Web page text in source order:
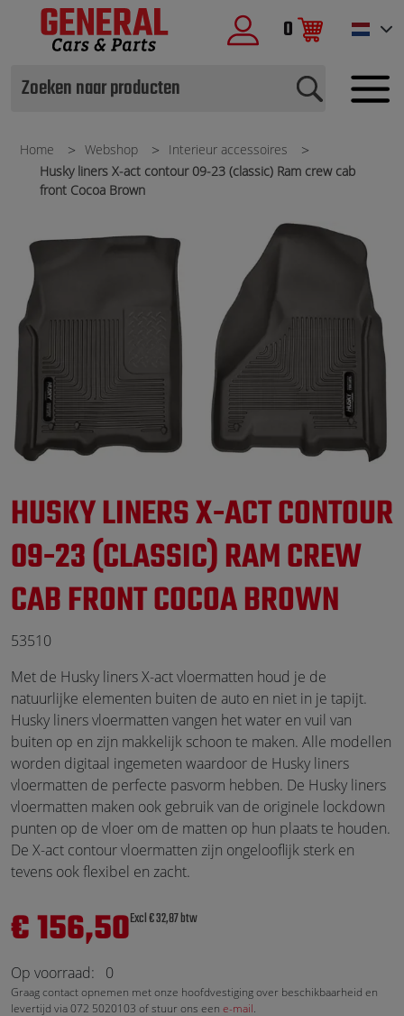
0
Home Webshop
Interieur accessoires
Husky liners X-act contour 09-23 (classic) Ram crew cab
front Cocoa Brown
HUSKY LINERS X-ACT CONTOUR
09-23 (CLASSIC) RAM CREW
CAB FRONT COCOA BROWN
53510
Met de Husky liners X-act vloermatten houd je de
natuurlijke elementen buiten de auto en niet in je tapijt.
Husky liners vloermatten vangen het water en vuil van
buiten op en zijn makkelijk schoon te maken. Alle modellen
worden digitaal ingemeten waardoor de Husky liners
vloermatten de perfecte pasvorm hebben. De Husky liners
vloermatten maken ook gebruik van de originele lockdown
punten op de vloer om de matten op hun plaats te houden.
De X-act contour vloermatten zijn ongelooflijk sterk en
tevens ook flexibel en zacht.
€ 156,50Excl € 32,87 btw
Op voorraad: 0
Graag contact opnemen met onze hoofdvestiging over beschikbaarheid en
levertijd via 072 5020103 of stuur ons een e-mail